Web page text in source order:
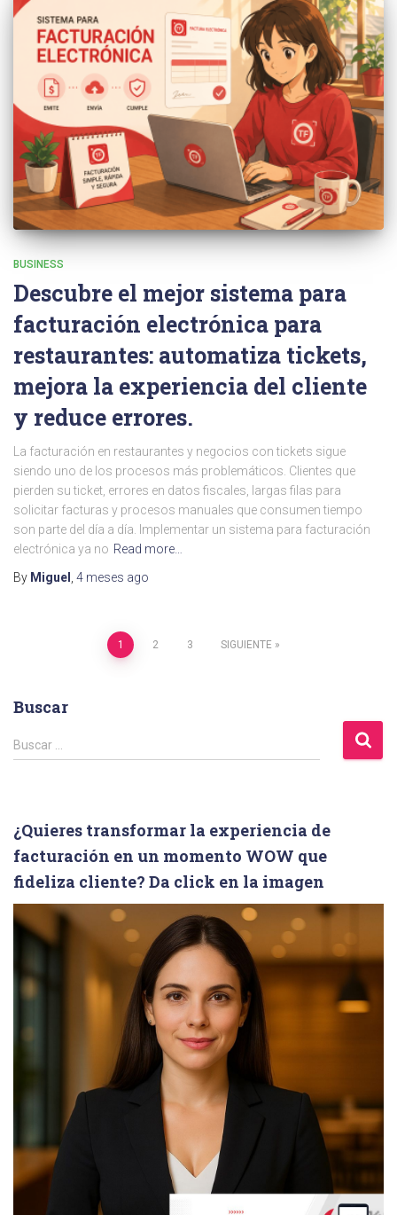
BUSINESS
Descubre el mejor sistema para
facturación electrónica para
restaurantes: automatiza tickets,
mejora la experiencia del cliente
y reduce errores.
La facturación en restaurantes y negocios con tickets sigue
siendo uno de los procesos más problemáticos. Clientes que
pierden su ticket, errores en datos fiscales, largas filas para
solicitar facturas y procesos manuales que consumen tiempo
son parte del día a día. Implementar un sistema para facturación
electrónica ya no Read more…
By Miguel 4 meses ago
Paginación
1 2 3 SIGUIENTE
Buscar
B
u
r
:
Buscar …
¿Quieres transformar la experiencia de
facturación en un momento WOW que
fideliza cliente? Da click en la imagen